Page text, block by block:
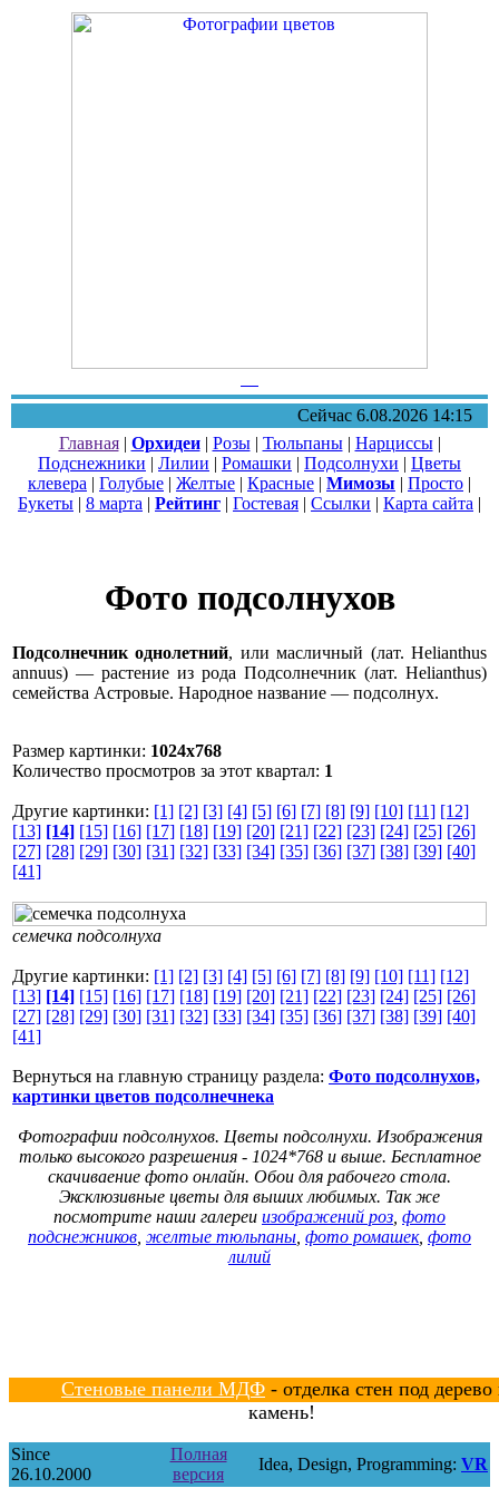
Сейчас 6.08.2026 14:15
Главная| Орхидеи| Розы| Тюльпаны| Нарциссы|
Подснежники | Лилии | Ромашки | Подсолнухи | Цветы
клевера | Голубые | Желтые | Красные | Мимозы | Просто |
Букеты | 8 марта | Рейтинг | Гостевая | Ссылки | Карта сайта |
Фото подсолнухов
Подсолнечник однолетний, или масличный (лат. Helianthus
annuus) — растение из рода Подсолнечник (лат. Helianthus)
семейства Астровые. Народное название — подсолнух.
Размер картинки: 1024x768
Количество просмотров за этот квартал: 1
Другие картинки: [1] [2] [3] [4] [5] [6] [7] [8] [9] [10] [11] [12]
[13] [14] [15] [16] [17] [18] [19] [20] [21] [22] [23] [24] [25] [26]
[27] [28] [29] [30] [31] [32] [33] [34] [35] [36] [37] [38] [39] [40]
[41]
семечка подсолнуха
Другие картинки: [1] [2] [3] [4] [5] [6] [7] [8] [9] [10] [11] [12]
[13] [14] [15] [16] [17] [18] [19] [20] [21] [22] [23] [24] [25] [26]
[27] [28] [29] [30] [31] [32] [33] [34] [35] [36] [37] [38] [39] [40]
[41]
Вернуться на главную страницу раздела: Фото подсолнухов,
картинки цветов подсолнечнека
Фотографии подсолнухов. Цветы подсолнухи. Изображения
только высокого разрешения - 1024*768 и выше. Бесплатное
скачиваение фото онлайн. Обои для рабочего стола.
Эксклюзивные цветы для выших любимых. Так же
посмотрите наши галереи изображений роз фото
подснежников желтые тюльпаны фото ромашек, фото
лилий
Стеновые панели МДФ - отделка стен под
камень!
Since
26.10.2000
Полная
версия
Idea, Design, Programming: VR